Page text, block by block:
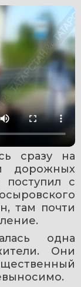
сразу на
дорожных
с
там почти
одна
Они